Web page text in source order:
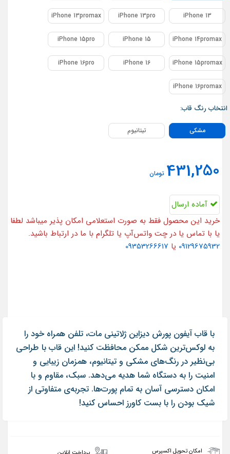
iPhone 13
iPhone 13pro
iPhone 13promax
iPhone 14promax
iPhone 15
iPhone 15pro
iPhone 15promax
iPhone 16
iPhone 16pro
iPhone 16promax
انتخاب رنگ قاب:
مشکی تیتانیوم
431,250 تومان
آماده ارسال
خرید این محصول فقط به صورت استعلامی امکان پذیر میباشد لطفا
یا با تماس یا در چت واتس‌آپ یا تلگرام با ما در ارتباط باشید.
09129675932 یا 09353266617
با قاب آیفون پورش دیزاین ژلاتینی مات، تلفن همراه خود را
به لوکس‌ترین شکل ممکن محافظت کنید! این قاب با طراحی
بی‌نظیر در رنگ‌های مشکی و تیتانیوم، همزمان زیبایی و
امنیت را به دستگاه شما هدیه می‌دهد. سبک، مقاوم و با
امکان دسترسی آسان به تمام پورت‌ها. تجربه‌ی متفاوتی از
شیک بودن را با بست کاورز احساس کنید!
امکان تحویل اکسپرس